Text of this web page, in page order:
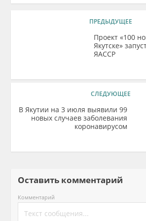
ПРЕДЫДУЩЕЕ
Проект «100
Якутске»
ЯАССР
СЛЕДУЮЩЕЕ
В Якутии на 3 июля выявили 99
новых случаев заболевания
коронавирусом
Оставить комментарий
Комментарий